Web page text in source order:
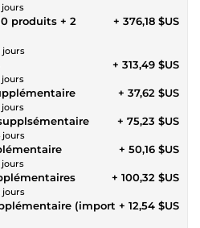
jours
produits + 2
jours
+ 376,18 $US
jours
+ 313,49 $US
jours
+ 37,62 $US
jours
+ 75,23 $US
jours
+ 50,16 $US
jours
+ 100,32 $US
(import + 12,54 $US